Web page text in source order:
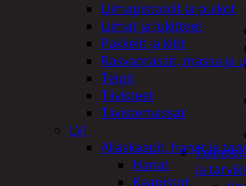
ja
Liimapistoolit ja puikot
Liimat ja lukitteet
Pakkelit ja kitit
Rasvaprässit, massa ja
Teipit
Tiivisteet
Tiivistemassat
LVI
Allaskaapit, hanat ja
Hanat
Kaapistot